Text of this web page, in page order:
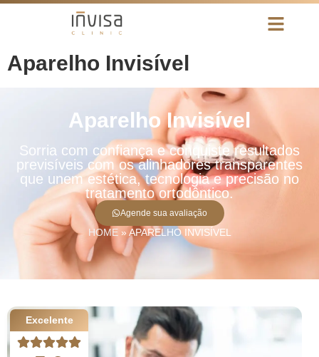
Aparelho Invisível
Aparelho Invisível
Sorria com confiança e conquiste resultados
previsíveis com os alinhadores transparentes
que unem estética, tecnologia e precisão no
tratamento ortodôntico.
Agende sua avaliação
HOME» APARELHO INVISÍVEL
Excelente